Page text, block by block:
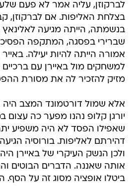
לברקוזן, עליה אמר לא פעם
בצלחת האליפות. אם לברקוזן,
בנשמתה, הייתה מגיעה לאלינאץ
שברירי בפסגה, המתקפה
אמורה הייתה להיות יעילה.
למשחקים מול באיירן עם ברכיים
מזיק להזכיר לה את מסורת
אלא שמול דורטמונד המצב היה
יורגן קלופ נהנו מפער כה עצום
שאפילו הפסד לא היה משפיע
דהירתם לאליפות. בורוסיה
ולכן הנשק העיקרי של באיירן היה
אותה שאננה. הדברים הבוטים
ביטלו אופציה מסוג זה על הסף.